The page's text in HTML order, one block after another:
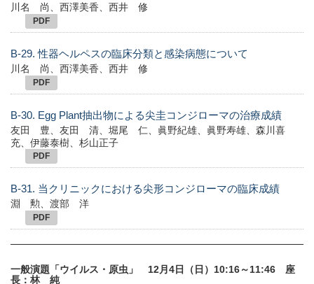
川名 尚、西澤美香、西井 修
PDF
B-29. 性器ヘルペスの臨床分類と感染病態について
川名 尚、西澤美香、西井 修
PDF
B-30. Egg Plant抽出物による尖圭コンジローマの治療成績
友田 豊、友田 清、堀尾 仁、眞野紀雄、眞野寿雄、森川喜
充、伊藤泰樹、杉山正子
PDF
B-31. 当クリニックにおける尖形コンジローマの臨床成績
淵 勲、渡部 洋
PDF
一般演題「ウイルス・原虫」 12月4日（日）10:16～11:46 座
長：林 純